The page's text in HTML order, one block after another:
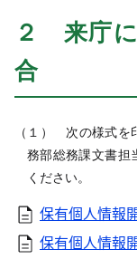
２ 来庁
合
（１） 次の様式を
務部総務課文書担
ください。
保有個人情報
保有個人情報